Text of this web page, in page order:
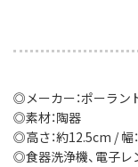
◎メーカー：ポーラン
◎素材：陶器
◎高さ：約12.5cm / 幅
◎食器洗浄機、電子レ